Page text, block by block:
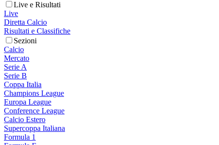
Live e Risultati
Live
Diretta Calcio
Risultati e Classifiche
Sezioni
Calcio
Mercato
Serie A
Serie B
Coppa Italia
Champions League
Europa League
Conference League
Calcio Estero
Supercoppa Italiana
Formula 1